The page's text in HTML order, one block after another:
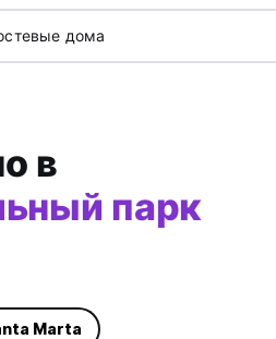
дома
в
парк
Marta